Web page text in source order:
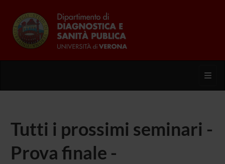
Tutti i prossimi seminari -
Prova finale -